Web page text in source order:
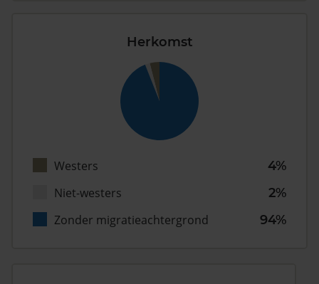
Herkomst
Westers
4%
Niet-westers
2%
Zonder migratieachtergrond
94%